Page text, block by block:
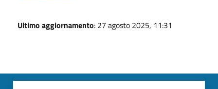
Ultimo aggiornamento: 27 agosto 2025, 11:31